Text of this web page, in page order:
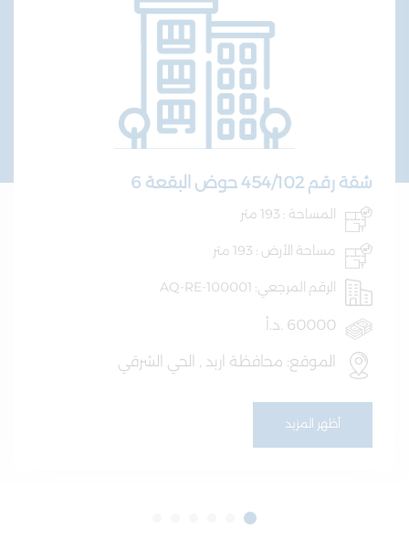
شقة رقم 454/102 حوض البقعة 6
المساحة : 193 متر
مساحة الأرض : 193 متر
الرقم المرجعي: AQ-RE-100001
60000 .د.أ
الموقع: محافظة اربد , الحي الشرقي
أظهر المزيد